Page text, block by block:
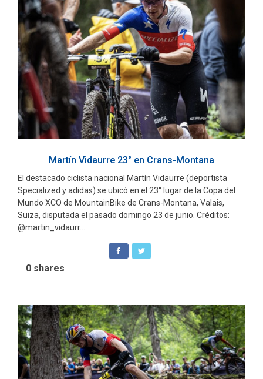
Martín Vidaurre 23° en Crans-Montana
El destacado ciclista nacional Martín Vidaurre (deportista
Specialized y adidas) se ubicó en el 23° lugar de la Copa del
Mundo XCO de MountainBike de Crans-Montana, Valais,
Suiza, disputada el pasado domingo 23 de junio. Créditos:
@martin_vidaurr...
0 shares